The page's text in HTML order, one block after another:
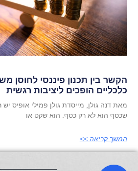
הקשר בין תכנון פיננסי לחוסן
כלכליים הופכים ליציבות רגשית
מאת דנה גולן, מייסדת גולן פמילי אופיס יש
שכסף הוא לא רק כסף. הוא שקט או
המשך קריאה >>